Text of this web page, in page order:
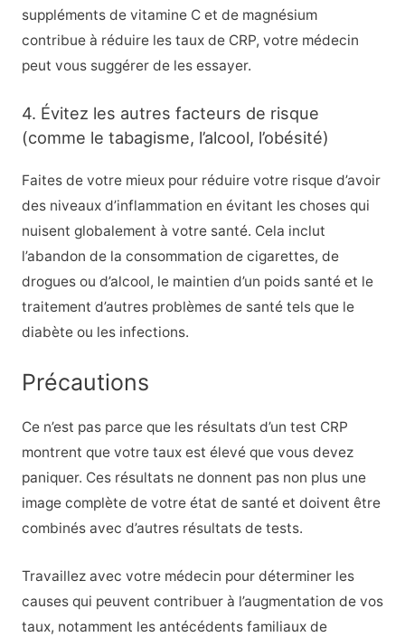
suppléments de vitamine C et de magnésium
contribue à réduire les taux de CRP, votre médecin
peut vous suggérer de les essayer.
4. Évitez les autres facteurs de risque
(comme le tabagisme, l’alcool, l’obésité)
Faites de votre mieux pour réduire votre risque d’avoir
des niveaux d’inflammation en évitant les choses qui
nuisent globalement à votre santé. Cela inclut
l’abandon de la consommation de cigarettes, de
drogues ou d’alcool, le maintien d’un poids santé et le
traitement d’autres problèmes de santé tels que le
diabète ou les infections.
Précautions
Ce n’est pas parce que les résultats d’un test CRP
montrent que votre taux est élevé que vous devez
paniquer. Ces résultats ne donnent pas non plus une
image complète de votre état de santé et doivent être
combinés avec d’autres résultats de tests.
Travaillez avec votre médecin pour déterminer les
causes qui peuvent contribuer à l’augmentation de vos
taux, notamment les antécédents familiaux de